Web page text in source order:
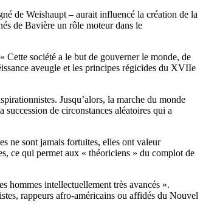
de Weishaupt – aurait influencé la création de la
de Bavière un rôle moteur dans le
Cette société a le but de gouverner le monde, de
aveugle et les principes régicides du XVIIe
Jusqu’alors, la marche du monde
de circonstances aléatoires qui a
ne sont jamais fortuites, elles ont valeur
ce qui permet aux « théoriciens » du complot de
hommes intellectuellement très avancés ».
rappeurs afro-américains ou affidés du Nouvel